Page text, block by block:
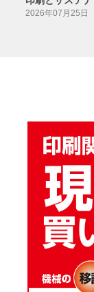
2026年07月25日